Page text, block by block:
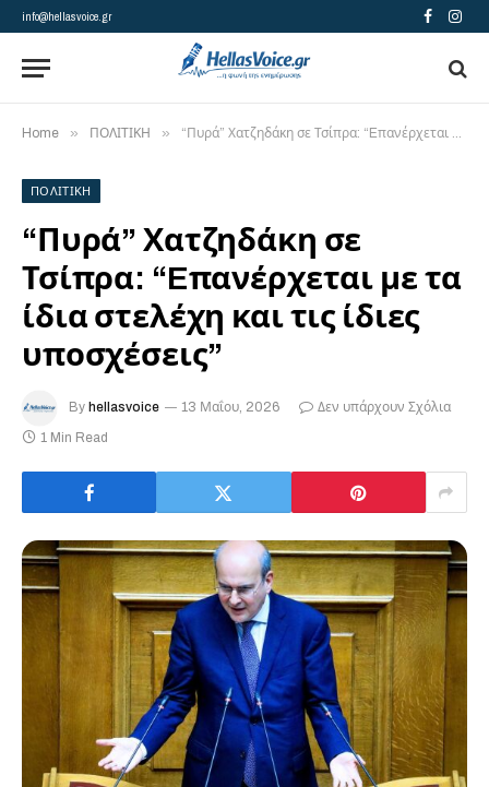
info@hellasvoice.gr Facebook
Home » ΠΟΛΙΤΙΚΗ » “Πυρά” Χατζηδάκη σε Τσίπρα: “Eπανέρχεται με τα ίδια στελέχη και τις ίδιες υποσχέσεις”
ΠΟΛΙΤΙΚΗ
“Πυρά” Χατζηδάκη σε
Τσίπρα: “Eπανέρχεται με τα
ίδια στελέχη και τις ίδιες
υποσχέσεις”
By hellasvoice 13 Μαΐου, 2026
Δεν υπάρχουν Σχόλια
1 Min Read